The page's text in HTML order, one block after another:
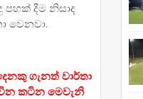
දීම නිසාද
වෙනවා.
ගැනත් වාර්තා
වින කටින මෙවැනි